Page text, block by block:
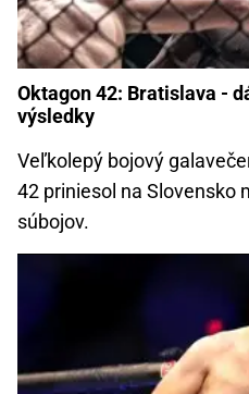
Oktagon 42: Bratislava -
výsledky
Veľkolepý bojový
42 priniesol na Slovensko
súbojov.